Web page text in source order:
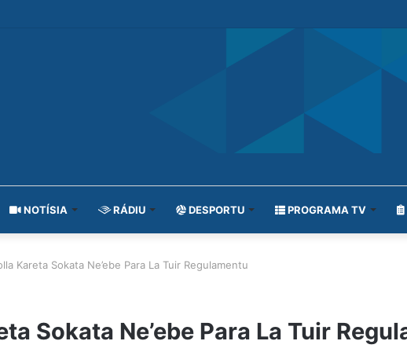
NOTÍSIA RÁDIU DESPORTU PROGRAMA TV
Kareta Sokata Ne’ebe Para La Tuir Regulamentu
Sokata Ne’ebe Para La Tuir